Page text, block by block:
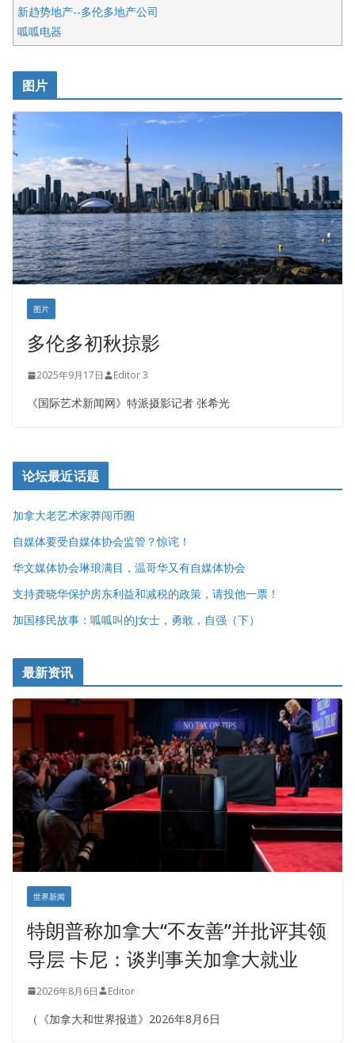
新趋势地产--多伦多地产公司
呱呱电器
开明车行KS CAR SALES & SERVICE
皇后金融集团
铁木尔商业注册服务
图片
图片
多伦多初秋掠影
2025年9月17日 Editor 3
《国际艺术新闻网》特派摄影记者 张希光
论坛最近话题
加拿大老艺术家莽闯币圈
自媒体要受自媒体协会监管？惊诧！
华文媒体协会琳琅满目，温哥华又有自媒体协会
支持龚晓华保护房东利益和减税的政策，请投他一票！
加国移民故事：呱呱叫的J女士，勇敢，自强（下）
最新资讯
世界新闻
特朗普称加拿大“不友善”并批评其领
导层 卡尼：谈判事关加拿大就业
2026年8月6日 Editor
（《加拿大和世界报道》2026年8月6日